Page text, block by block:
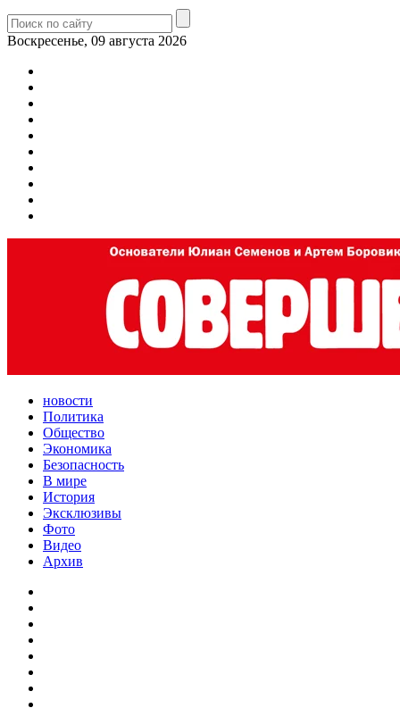
Воскресенье, 09 августа 2026
новости
Политика
Общество
Экономика
Безопасность
В мире
История
Эксклюзивы
Фото
Видео
Архив